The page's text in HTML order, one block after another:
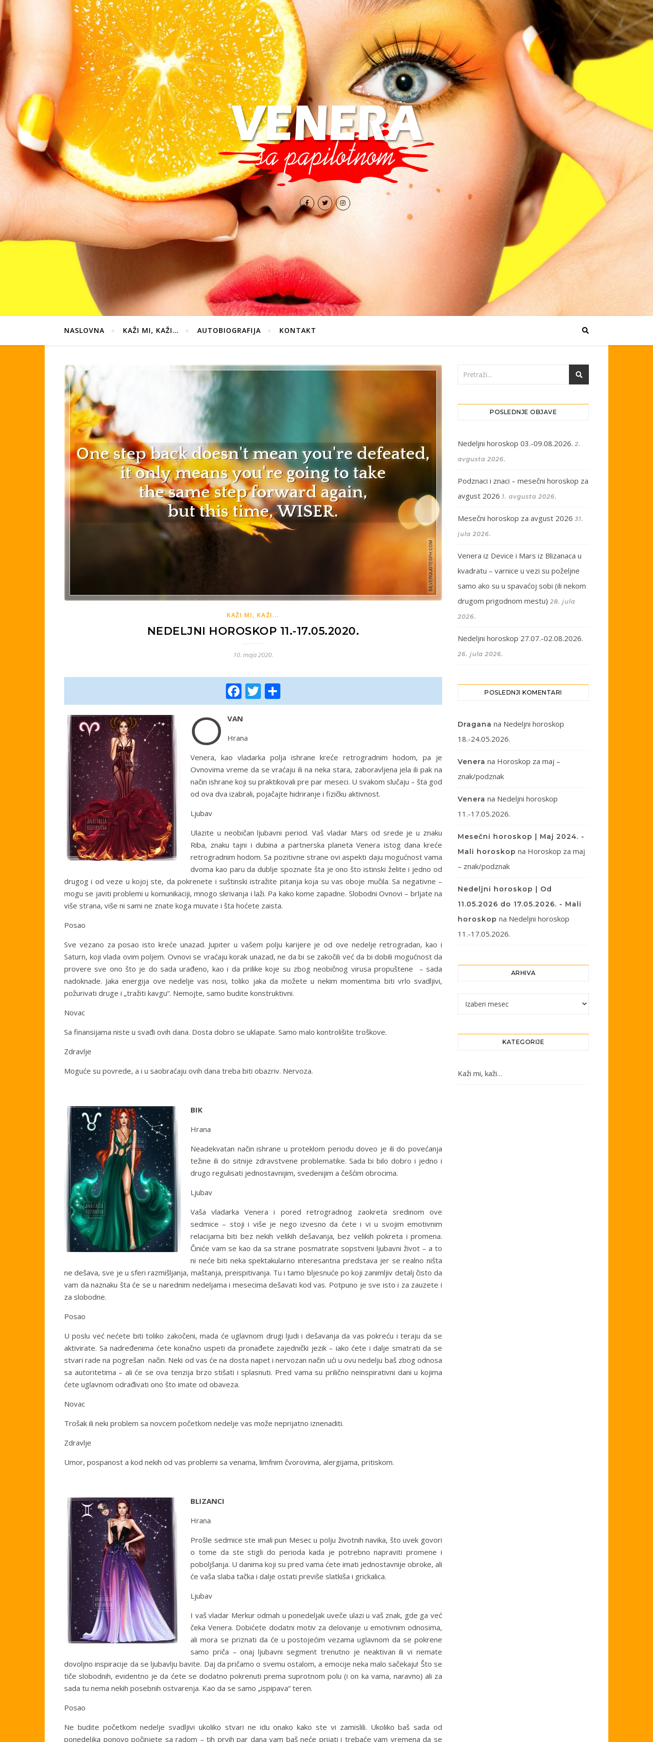
NASLOVNA KAŽI MI, KAŽI… AUTOBIOGRAFIJA KONTAKT
KAŽI MI, KAŽI...
NEDELJNI HOROSKOP 11.-17.05.2020.
10. maja 2020.
Facebook
Twitter
O
VAN
Hrana
Venera, kao vladarka polja ishrane kreće retrogradnim hodom, pa je
Ovnovima vreme da se vraćaju ili na neka stara, zaboravljena jela ili pak na
način ishrane koji su praktikovali pre par meseci. U svakom slučaju – šta god
od ova dva izabrali, pojačajte hidriranje i fizičku aktivnost.
Ljubav
Ulazite u neobičan ljubavni period. Vaš vladar Mars od srede je u znaku
Riba, znaku tajni i dubina a partnerska planeta Venera istog dana kreće
retrogradnim hodom. Sa pozitivne strane ovi aspekti daju mogućnost vama
dvoma kao paru da dublje spoznate šta je ono što istinski želite i jedno od
drugog i od veze u kojoj ste, da pokrenete i suštinski istražite pitanja koja su vas oboje mučila. Sa negativne –
mogu se javiti problemi u komunikaciji, mnogo skrivanja i laži. Pa kako kome zapadne. Slobodni Ovnovi – brljate na
više strana, više ni sami ne znate koga muvate i šta hoćete zaista.
Posao
Sve vezano za posao isto kreće unazad. Jupiter u vašem polju karijere je od ove nedelje retrogradan, kao i
Saturn, koji vlada ovim poljem. Ovnovi se vraćaju korak unazad, ne da bi se zakočili već da bi dobili mogućnost da
provere sve ono što je do sada urađeno, kao i da prilike koje su zbog neobičnog virusa propuštene – sada
nadoknade. Jaka energija ove nedelje vas nosi, toliko jaka da možete u nekim momentima biti vrlo svadljivi,
požurivati druge i „tražiti kavgu“. Nemojte, samo budite konstruktivni.
Novac
Sa finansijama niste u svađi ovih dana. Dosta dobro se uklapate. Samo malo kontrolišite troškove.
Zdravlje
Moguće su povrede, a i u saobraćaju ovih dana treba biti obazriv. Nervoza.
BIK
Hrana
Neadekvatan način ishrane u proteklom periodu doveo je ili do povećanja
težine ili do sitnije zdravstvene problematike. Sada bi bilo dobro i jedno i
drugo regulisati jednostavnijim, svedenijim a češćim obrocima.
Ljubav
Vaša vladarka Venera i pored retrogradnog zaokreta sredinom ove
sedmice – stoji i više je nego izvesno da ćete i vi u svojim emotivnim
relacijama biti bez nekih velikih dešavanja, bez velikih pokreta i promena.
Činiće vam se kao da sa strane posmatrate sopstveni ljubavni život – a to
ni neće biti neka spektakularno interesantna predstava jer se realno ništa
ne dešava, sve je u sferi razmišljanja, maštanja, preispitivanja. Tu i tamo bljesnuće po koji zanimljiv detalj čisto da
vam da naznaku šta će se u narednim nedeljama i mesecima dešavati kod vas. Potpuno je sve isto i za zauzete i
za slobodne.
Posao
U poslu već nećete biti toliko zakočeni, mada će uglavnom drugi ljudi i dešavanja da vas pokreću i teraju da se
aktivirate. Sa nadređenima ćete konačno uspeti da pronađete zajednički jezik – iako ćete i dalje smatrati da se
stvari rade na pogrešan način. Neki od vas će na dosta napet i nervozan način ući u ovu nedelju baš zbog odnosa
sa autoritetima – ali će se ova tenzija brzo stišati i splasnuti. Pred vama su prilično neinspirativni dani u kojima
ćete uglavnom odrađivati ono što imate od obaveza.
Novac
Trošak ili neki problem sa novcem početkom nedelje vas može neprijatno iznenaditi.
Zdravlje
Umor, pospanost a kod nekih od vas problemi sa venama, limfnim čvorovima, alergijama, pritiskom.
BLIZANCI
Hrana
Prošle sedmice ste imali pun Mesec u polju životnih navika, što uvek govori
o tome da ste stigli do perioda kada je potrebno napraviti promene i
poboljšanja. U danima koji su pred vama ćete imati jednostavnije obroke, ali
će vaša slaba tačka i dalje ostati previše slatkiša i grickalica.
Ljubav
I vaš vladar Merkur odmah u ponedeljak uveče ulazi u vaš znak, gde ga već
čeka Venera. Dobićete dodatni motiv za delovanje u emotivnim odnosima,
ali mora se priznati da će u postojećim vezama uglavnom da se pokrene
samo priča – onaj ljubavni segment trenutno je neaktivan ili vi nemate
dovoljno inspiracije da se ljubavlju bavite. Daj da pričamo o svemu ostalom, a emocije neka malo sačekaju! Što se
tiče slobodnih, evidentno je da ćete se dodatno pokrenuti prema suprotnom polu (i on ka vama, naravno) ali za
sada tu nema nekih posebnih ostvarenja. Kao da se samo „ispipava“ teren.
Posao
Ne budite početkom nedelje svadljivi ukoliko stvari ne idu onako kako ste vi zamislili. Ukoliko baš sada od
ponedeljka ponovo počinjete sa radom – tih prvih par dana vam baš neće prijati i trebaće vam vremena da se
POSLEDNJE OBJAVE
Nedeljni horoskop 03.-09.08.2026. 2.
avgusta 2026.
Podznaci i znaci – mesečni horoskop za
avgust 2026 1. avgusta 2026.
Mesečni horoskop za avgust 2026 31.
jula 2026.
Venera iz Device i Mars iz Blizanaca u
kvadratu – varnice u vezi su poželjne
samo ako su u spavaćoj sobi (ili nekom
drugom prigodnom mestu) 28. jula
2026.
Nedeljni horoskop 27.07.-02.08.2026.
26. jula 2026.
POSLEDNJI KOMENTARI
Dragana na Nedeljni horoskop
18.-24.05.2026.
Venera na Horoskop za maj –
znak/podznak
Venera na Nedeljni horoskop
11.-17.05.2026.
Mesečni horoskop | Maj 2024. -
Mali horoskop na Horoskop za maj
– znak/podznak
Nedeljni horoskop | Od
11.05.2026 do 17.05.2026. - Mali
horoskop na Nedeljni horoskop
11.-17.05.2026.
ARHIVA
Arhiva
KATEGORIJE
Kaži mi, kaži…